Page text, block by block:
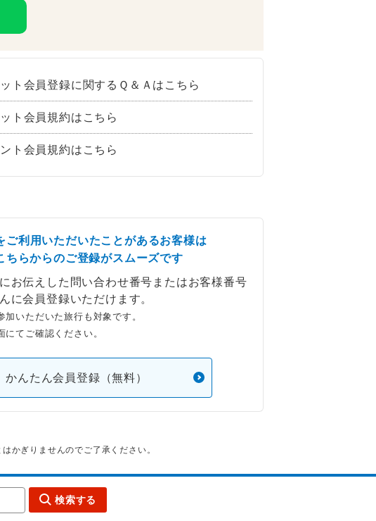
ト会員登録に関するＱ＆Ａはこちら
ト会員規約はこちら
ト会員規約はこちら
ご利用いただいたことがあるお客様は
ちらからのご登録がスムーズです
お伝えした問い合わせ番号またはお客様番号
に会員登録いただけます。
いただいた旅行も対象です。
てご確認ください。
かんたん会員登録（無料）
かぎりませんのでご了承ください。
検索する